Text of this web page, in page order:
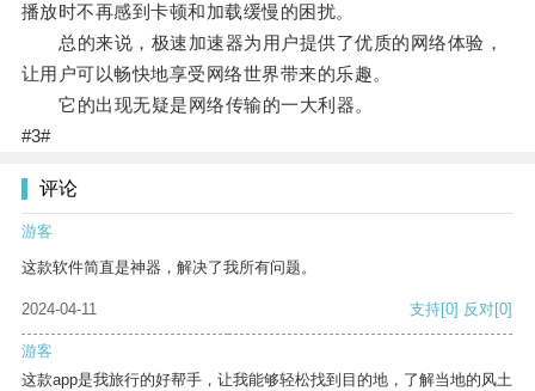
播放时不再感到卡顿和加载缓慢的困扰。
总的来说，极速加速器为用户提供了优质的网络体验，
让用户可以畅快地享受网络世界带来的乐趣。
它的出现无疑是网络传输的一大利器。
#3#
评论
游客
这款软件简直是神器，解决了我所有问题。
2024-04-11 支持[0] 反对[0]
游客
这款app是我旅行的好帮手，让我能够轻松找到目的地，了解当地的风土